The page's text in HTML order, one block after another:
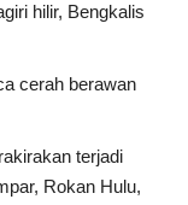
hilir, Bengkalis
cerah berawan
terjadi
Rokan Hulu,